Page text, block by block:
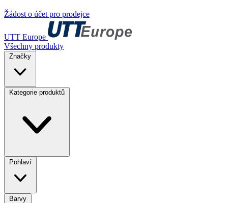
Žádost o účet pro prodejce
UTT Europe
Všechny produkty
Značky
Kategorie produktů
Pohlaví
Barvy